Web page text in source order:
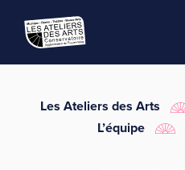
LE CONSERVATOIRE
Les Ateliers des Arts
L’équipe